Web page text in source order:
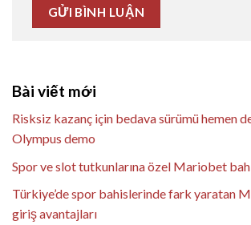
Bài viết mới
Risksiz kazanç için bedava sürümü hemen
Olympus demo
Spor ve slot tutkunlarına özel Mariobet
Türkiye’de spor bahislerinde fark yaratan
giriş avantajları